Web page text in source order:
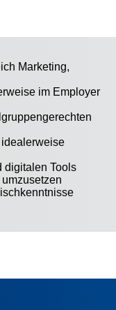
Marketing,
im Employer
idealerweise
digitalen Tools